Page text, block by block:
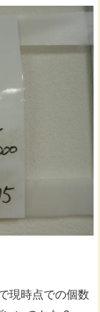
現時点での個数